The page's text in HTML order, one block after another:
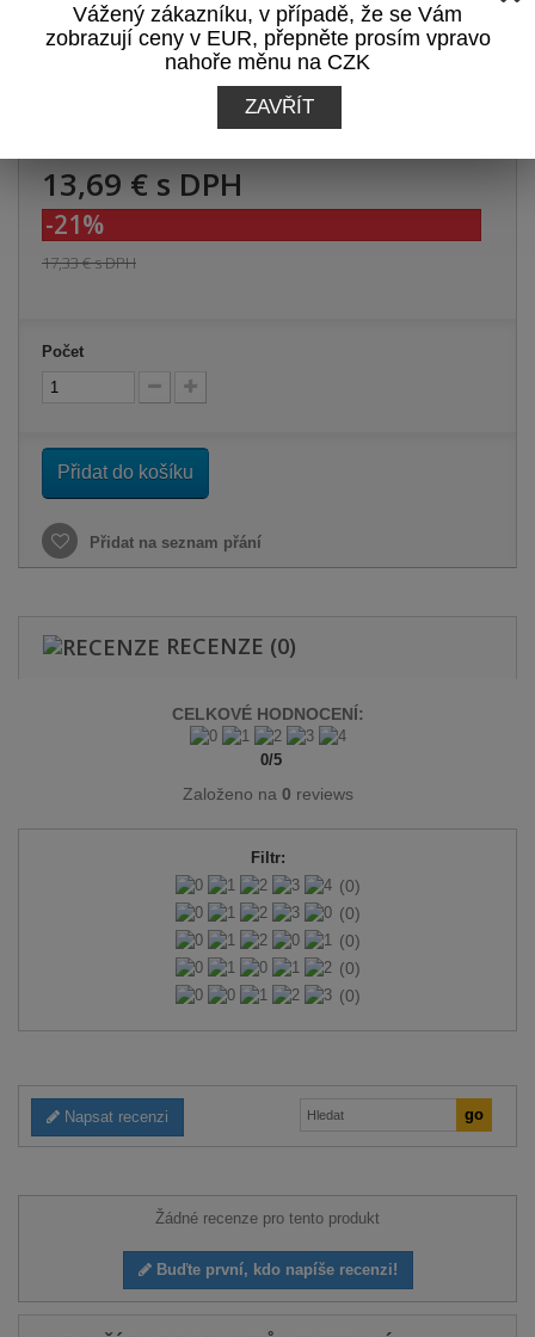
Zobrazit recenze
13,69 € s DPH
-21%
17,33 €s DPH
Počet
Přidat do košíku
Přidat na seznam přání
RECENZE (0)
CELKOVÉ HODNOCENÍ:
0/5
Založeno na 0 reviews
Filtr:
(0)
(0)
(0)
(0)
(0)
Napsat recenzi
Žádné recenze pro tento produkt
Buďte první, kdo napíše recenzi!
Vážený zákazníku, v případě, že se Vám
zobrazují ceny v EUR, přepněte prosím vpravo
nahoře měnu na CZK
ZAVŘÍT